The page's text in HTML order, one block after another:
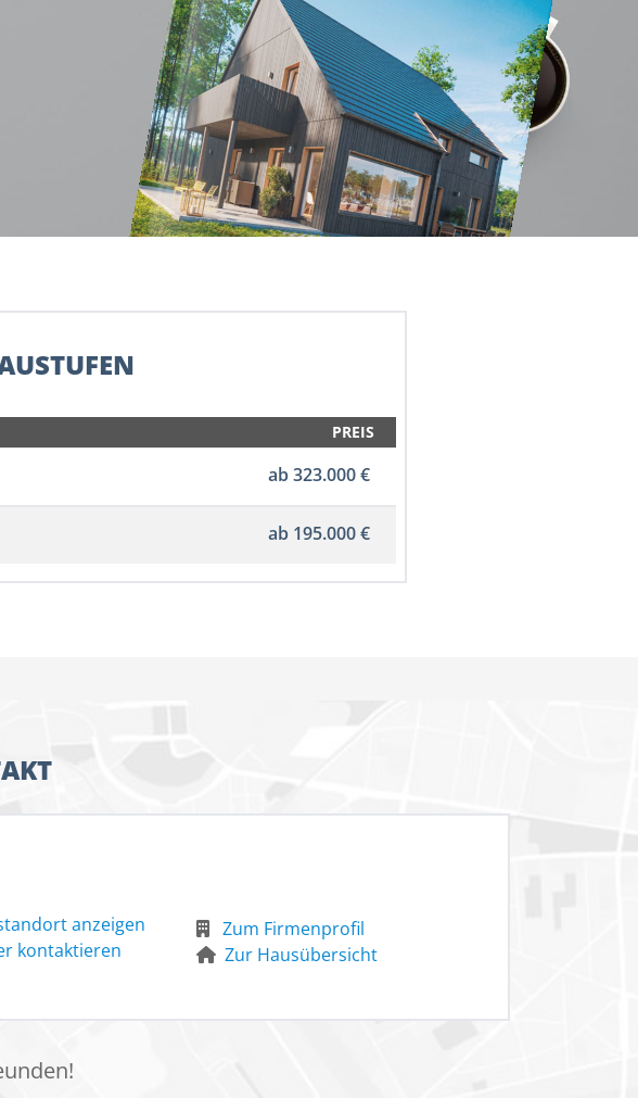
PREIS
ab 323.000 €
ab 195.000 €
anzeigen
kontaktieren
Zum Firmenprofil
Zur Hausübersicht